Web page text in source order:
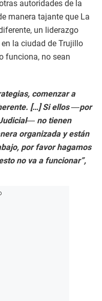
autoridades de la
manera tajante que La
un liderazgo
en la ciudad de Trujillo
funciona, no sean
comenzar a
[…] Si ellos ―por
no tienen
organizada y están
por favor hagamos
no va a funcionar”,